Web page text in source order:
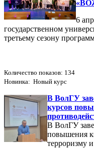
6
государственном
третьему сезону
Количество показов: 134
Новинка: Новый курс
В ВолГУ
курсов
В ВолГУ
повышения
терроризму